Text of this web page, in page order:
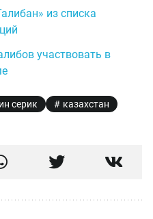
из списка
участвовать в
серик
казахстан